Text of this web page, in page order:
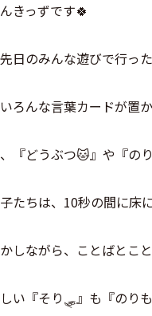
きっずです🍀
日のみんな遊びで行っ
ろんな言葉カードが置
『どうぶつ🐱』や『の
たちは、10秒の間に
しながら、ことばとこ
い『そり🛷』も『のり